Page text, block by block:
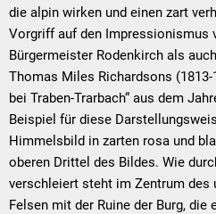
die alpin wirken und einen zart
Vorgriff auf den Impressionismus
Bürgermeister Rodenkirch als
Thomas Miles Richardsons (1813-
bei Traben-Trarbach“ aus dem
Beispiel für diese
Himmelsbild in zarten rosa und
oberen Drittel des Bildes. Wie
verschleiert steht im Zentrum
Felsen mit der Ruine der Burg, die